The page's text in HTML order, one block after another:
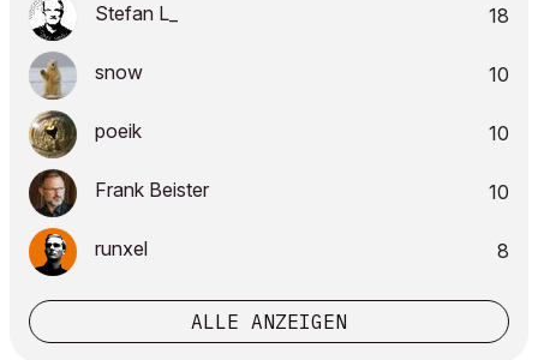
Stefan L_ 18
snow 10
poeik 10
Frank Beister 10
runxel 8
ALLE ANZEIGEN